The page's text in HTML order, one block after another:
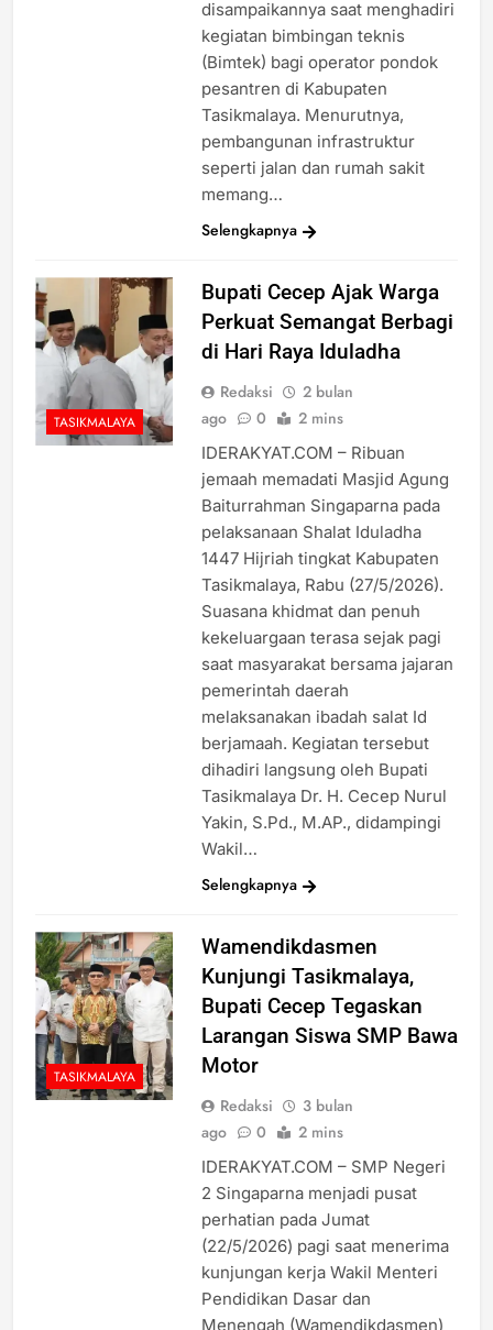
disampaikannya saat menghadiri
kegiatan bimbingan teknis
(Bimtek) bagi operator pondok
pesantren di Kabupaten
Tasikmalaya. Menurutnya,
pembangunan infrastruktur
seperti jalan dan rumah sakit
memang…
Selengkapnya
TASIKMALAYA
Bupati Cecep Ajak Warga
Perkuat Semangat Berbagi
di Hari Raya Iduladha
Redaksi
2 bulan
ago
0 2 mins
IDERAKYAT.COM – Ribuan
jemaah memadati Masjid Agung
Baiturrahman Singaparna pada
pelaksanaan Shalat Iduladha
1447 Hijriah tingkat Kabupaten
Tasikmalaya, Rabu (27/5/2026).
Suasana khidmat dan penuh
kekeluargaan terasa sejak pagi
saat masyarakat bersama jajaran
pemerintah daerah
melaksanakan ibadah salat Id
berjamaah. Kegiatan tersebut
dihadiri langsung oleh Bupati
Tasikmalaya Dr. H. Cecep Nurul
Yakin, S.Pd., M.AP., didampingi
Wakil…
Selengkapnya
TASIKMALAYA
Wamendikdasmen
Kunjungi Tasikmalaya,
Bupati Cecep Tegaskan
Larangan Siswa SMP Bawa
Motor
Redaksi
3 bulan
ago
0 2 mins
IDERAKYAT.COM – SMP Negeri
2 Singaparna menjadi pusat
perhatian pada Jumat
(22/5/2026) pagi saat menerima
kunjungan kerja Wakil Menteri
Pendidikan Dasar dan
Menengah (Wamendikdasmen)